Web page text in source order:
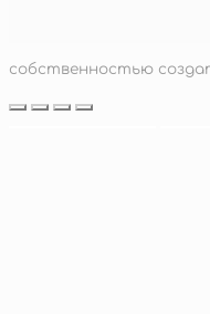
собственностью